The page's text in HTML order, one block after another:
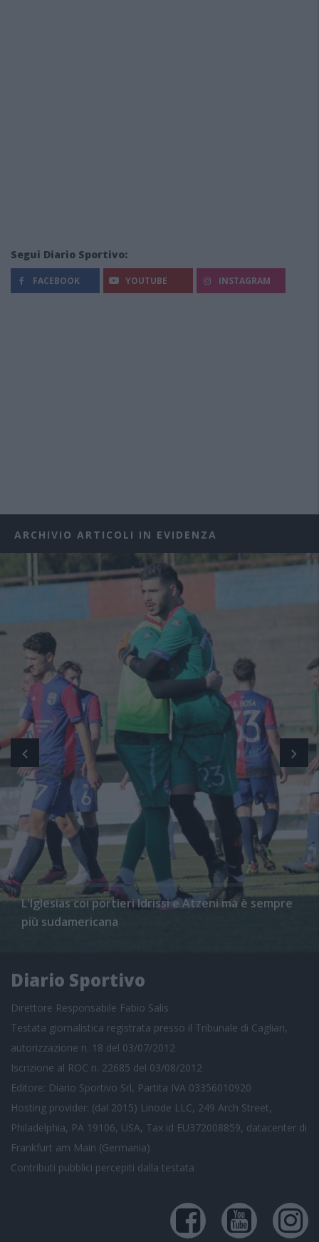
Segui Diario Sportivo:
FACEBOOK YOUTUBE INSTAGRAM
ARCHIVIO ARTICOLI IN EVIDENZA
L'Iglesias coi portieri Idrissi e Atzeni ma è sempre
più sudamericana
Diario Sportivo
Direttore Responsabile Fabio Salis
Testata giornalistica registrata presso il Tribunale di Cagliari,
autorizzazione n. 18 del 03/07/2012
Iscrizione al ROC n. 22685 del 03/08/2012
Editore: Diario Sportivo Srl, Partita IVA 03356010920
Hosting provider: (dal 2015) Linode LLC, 249 Arch Street,
Philadelphia, PA 19106, USA, Tax id EU372008859, datacenter di
Frankfurt am Main (Germania)
Contributi pubblici percepiti dalla testata